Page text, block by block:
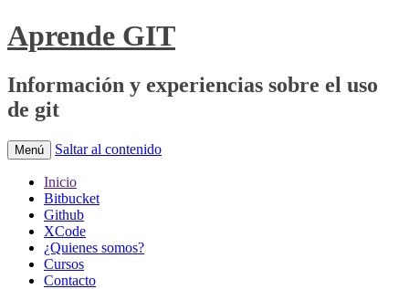
Aprende GIT
Información y experiencias sobre el uso
de git
Menú Saltar al contenido
Inicio
Bitbucket
Github
XCode
¿Quienes somos?
Cursos
Contacto